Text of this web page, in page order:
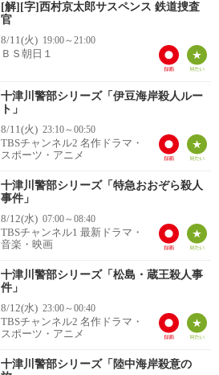
[解][字]西村京太郎サスペンス 鉄道捜査
官
8/11(火) 19:00～21:00
ＢＳ朝日１
十津川警部シリーズ「伊豆海岸殺人ルー
ト」
8/11(火) 23:10～00:50
TBSチャンネル2 名作ドラマ・
スポーツ・アニメ
十津川警部シリーズ「特急おおぞら殺人
事件」
8/12(水) 07:00～08:40
TBSチャンネル1 最新ドラマ・
音楽・映画
十津川警部シリーズ「松島・蔵王殺人事
件」
8/12(水) 23:00～00:40
TBSチャンネル2 名作ドラマ・
スポーツ・アニメ
十津川警部シリーズ「陸中海岸殺意の